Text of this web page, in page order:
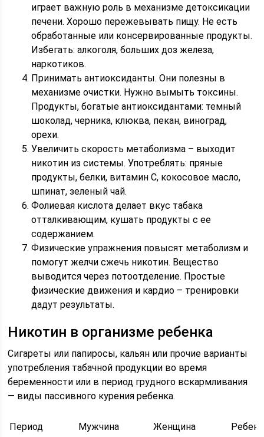
играет важную роль в механизме детоксикации
печени. Хорошо пережевывать пищу. Не есть
обработанные или консервированные продукты.
Избегать: алкоголя, больших доз железа,
наркотиков.
Принимать антиоксиданты. Они полезны в
механизме очистки. Нужно вымыть токсины.
Продукты, богатые антиоксидантами: темный
шоколад, черника, клюква, пекан, виноград,
орехи.
Увеличить скорость метаболизма – выходит
никотин из системы. Употреблять: пряные
продукты, белки, витамин С, кокосовое масло,
шпинат, зеленый чай.
Фолиевая кислота делает вкус табака
отталкивающим, кушать продукты с ее
содержанием.
Физические упражнения повысят метаболизм и
помогут желчи сжечь никотин. Вещество
выводится через потоотделение. Простые
физические движения и кардио – тренировки
дадут результаты.
Никотин в организме ребенка
Сигареты или папиросы, кальян или прочие варианты
употребления табачной продукции во время
беременности или в период грудного вскармливания
— виды пассивного курения ребенка.
Период Мужчина Женщина